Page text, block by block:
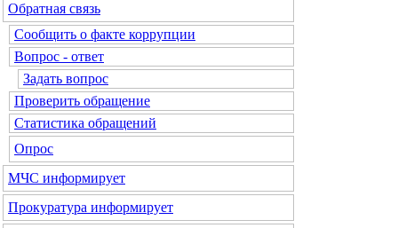
Обратная связь
Сообщить о факте коррупции
Вопрос - ответ
Задать вопрос
Проверить обращение
Статистика обращений
Опрос
МЧС информирует
Прокуратура информирует